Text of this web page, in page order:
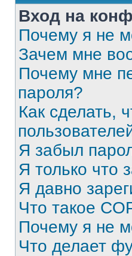
Вход на
Почему я не
Зачем мне
Почему мне
пароля?
Как сделать,
Я забыл
Я только что
Я давно
Что такое
Почему я не
Что делает